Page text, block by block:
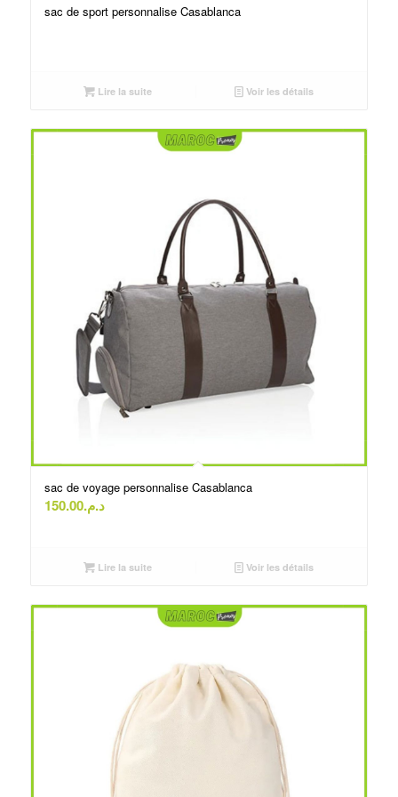
sac de sport personnalise Casablanca
Lire la suite Voir les détails
sac de voyage personnalise Casablanca
د.م.150.00
Lire la suite Voir les détails